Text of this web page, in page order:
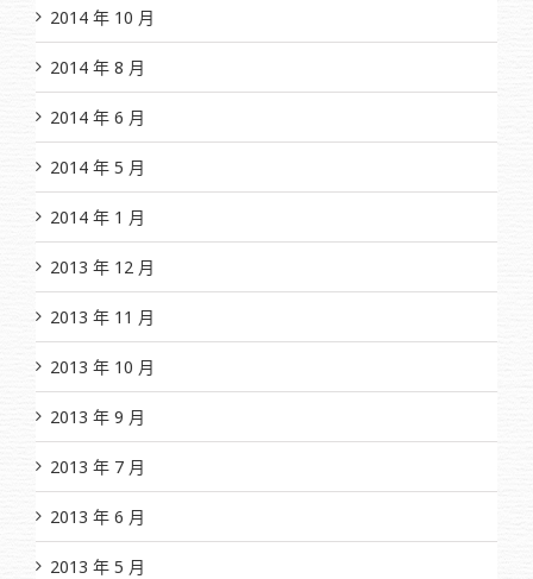
2014 年 10 月
2014 年 8 月
2014 年 6 月
2014 年 5 月
2014 年 1 月
2013 年 12 月
2013 年 11 月
2013 年 10 月
2013 年 9 月
2013 年 7 月
2013 年 6 月
2013 年 5 月